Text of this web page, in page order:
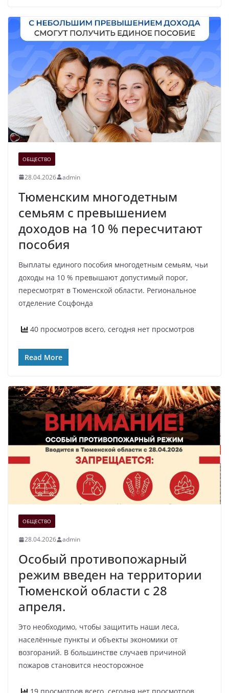
ОБЩЕСТВО
28.04.2026 admin
Тюменским многодетным
семьям с превышением
доходов на 10 % пересчитают
пособия
Выплаты единого пособия многодетным семьям, чьи
доходы на 10 % превышают допустимый порог,
пересмотрят в Тюменской области. Региональное
отделение Соцфонда
40 просмотров всего, сегодня нет просмотров
Read More
ОБЩЕСТВО
28.04.2026 admin
Особый противопожарный
режим введен на территории
Тюменской области с 28
апреля.
Это необходимо, чтобы защитить наши леса,
населённые пункты и объекты экономики от
возгораний. В большинстве случаев причиной
пожаров становится неосторожное